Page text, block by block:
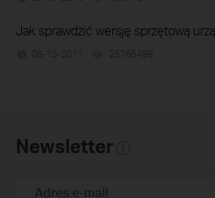
Jak sprawdzić wersję sprzętową
08-15-2011 25765498
Newsletter
Adres e-mail